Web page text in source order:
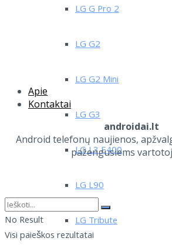
LG G Pro 2
LG G2
LG G2 Mini
LG G3
LG L3 E400
LG L90
LG Tribute
Apie
Kontaktai
androidai.lt
Android telefonų naujienos,
pažengusiems
No Result
Visi paieškos rezultatai